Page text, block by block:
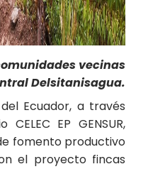
vecinas
Delsitanisagua.
Ecuador, a través
EP GENSUR,
fomento productivo
el proyecto fincas